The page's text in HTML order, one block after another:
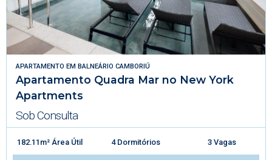
APARTAMENTO EM BALNEÁRIO CAMBORIÚ
Apartamento Quadra Mar no New York
Apartments
Sob Consulta
182.11m² Área Útil 4 Dormitórios 3 Vagas